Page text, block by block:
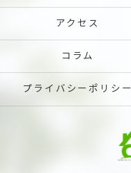
アクセス
コラム
プライバシーポリシー